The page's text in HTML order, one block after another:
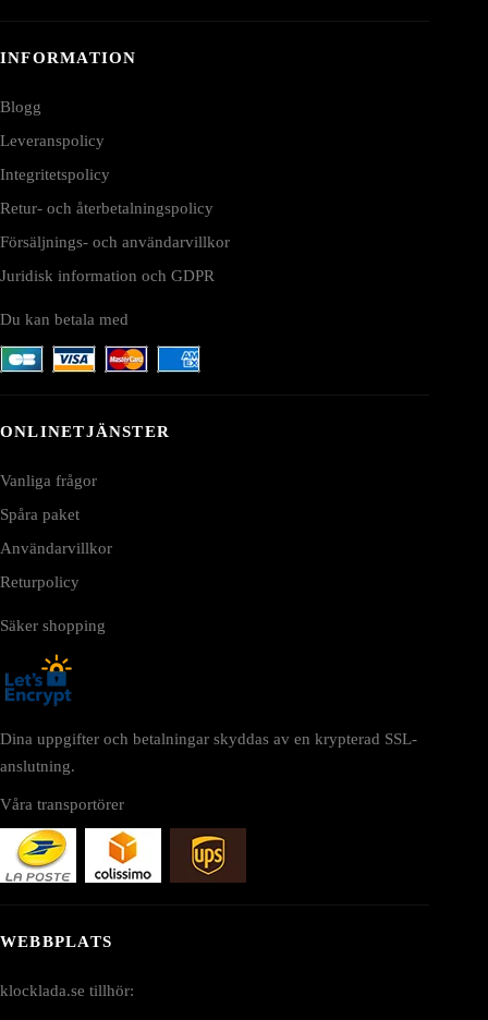
INFORMATION
Blogg
Leveranspolicy
Integritetspolicy
Retur- och återbetalningspolicy
Försäljnings- och användarvillkor
Juridisk information och GDPR
Du kan betala med
ONLINETJÄNSTER
Vanliga frågor
Spåra paket
Användarvillkor
Returpolicy
Säker shopping
Dina uppgifter och betalningar skyddas av en krypterad SSL-
anslutning.
Våra transportörer
WEBBPLATS
klocklada.se tillhör: